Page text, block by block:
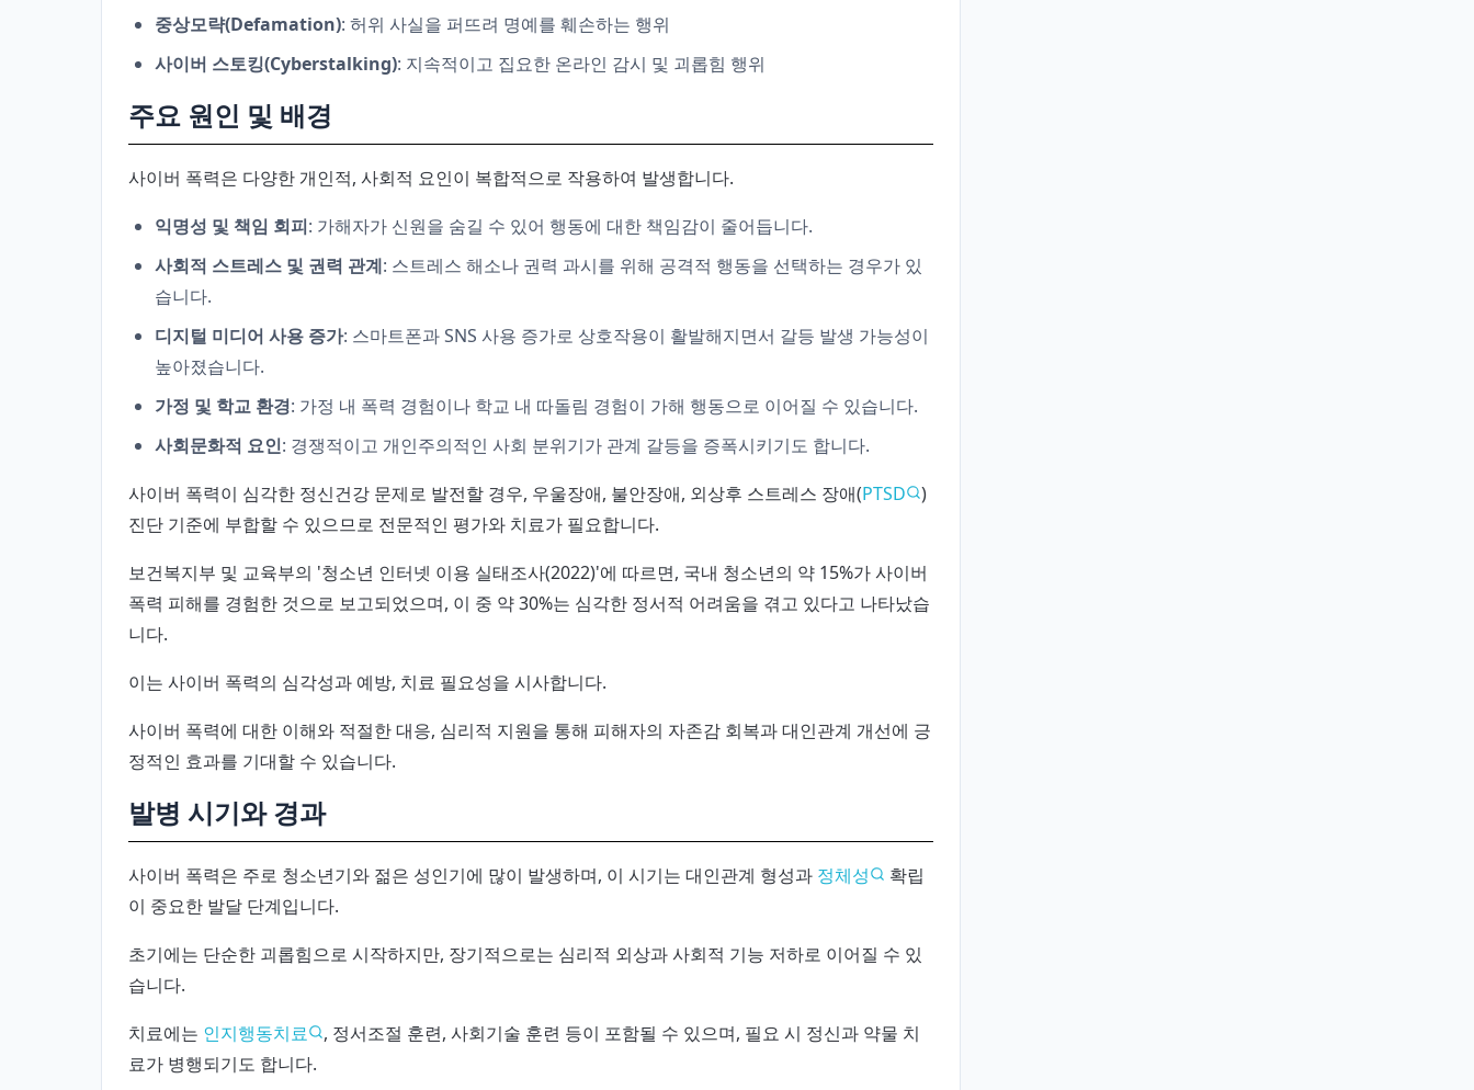
중상모략(Defamation): 허위 사실을 퍼뜨려 명예를 훼손하는 행위
사이버 스토킹(Cyberstalking): 지속적이고 집요한 온라인 감시 및 괴롭힘 행위
주요 원인 및 배경
사이버 폭력은 다양한 개인적, 사회적 요인이 복합적으로 작용하여 발생합니다.
익명성 및 책임 회피: 가해자가 신원을 숨길 수 있어 행동에 대한 책임감이 줄어듭니다.
사회적 스트레스 및 권력 관계: 스트레스 해소나 권력 과시를 위해 공격적 행동을 선택하는 경우가 있
습니다.
디지털 미디어 사용 증가: 스마트폰과 SNS 사용 증가로 상호작용이 활발해지면서 갈등 발생 가능성이
높아졌습니다.
가정 및 학교 환경: 가정 내 폭력 경험이나 학교 내 따돌림 경험이 가해 행동으로 이어질 수 있습니다.
사회문화적 요인: 경쟁적이고 개인주의적인 사회 분위기가 관계 갈등을 증폭시키기도 합니다.
사이버 폭력이 심각한 정신건강 문제로 발전할 경우, 우울장애, 불안장애, 외상후 스트레스 장애(PTSD
)
진단 기준에 부합할 수 있으므로 전문적인 평가와 치료가 필요합니다.
보건복지부 및 교육부의 '청소년 인터넷 이용 실태조사(2022)'에 따르면, 국내 청소년의 약 15%가 사이버
폭력 피해를 경험한 것으로 보고되었으며, 이 중 약 30%는 심각한 정서적 어려움을 겪고 있다고 나타났습
니다.
이는 사이버 폭력의 심각성과 예방, 치료 필요성을 시사합니다.
사이버 폭력에 대한 이해와 적절한 대응, 심리적 지원을 통해 피해자의 자존감 회복과 대인관계 개선에 긍
정적인 효과를 기대할 수 있습니다.
발병 시기와 경과
사이버 폭력은 주로 청소년기와 젊은 성인기에 많이 발생하며, 이 시기는 대인관계 형성과 정체성
확립
이 중요한 발달 단계입니다.
초기에는 단순한 괴롭힘으로 시작하지만, 장기적으로는 심리적 외상과 사회적 기능 저하로 이어질 수 있
습니다.
치료에는 인지행동치료
, 정서조절 훈련, 사회기술 훈련 등이 포함될 수 있으며, 필요 시 정신과 약물 치
료가 병행되기도 합니다.